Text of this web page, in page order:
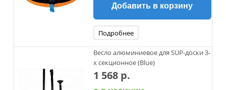
Добавить в корзину
Подробнее
Весло алюминиевое для SUP-доски 3-
х секционное (Blue)
1 568 р.